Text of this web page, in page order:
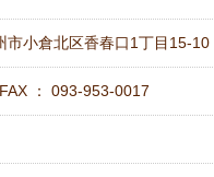
小倉北区香春口1丁目15-
： 093-953-0017